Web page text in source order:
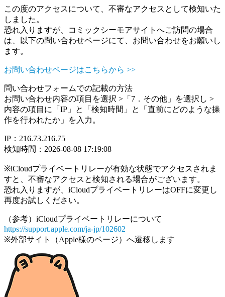
この度のアクセスについて、不審なアクセスとして検知いた
しました。
恐れ入りますが、コミックシーモアサイトへご訪問の場合
は、以下の問い合わせページにて、お問い合わせをお願いし
ます。
お問い合わせページはこちらから >>
問い合わせフォームでの記載の方法
お問い合わせ内容の項目を選択 >「7．その他」を選択し >
内容の項目に「IP」と「検知時間」と「直前にどのような操
作を行われたか」を入力。
IP：216.73.216.75
検知時間：2026-08-08 17:19:08
※iCloudプライベートリレーが有効な状態でアクセスされま
すと、不審なアクセスと検知される場合がございます。
恐れ入りますが、iCloudプライベートリレーはOFFに変更し
再度お試しください。
（参考）iCloudプライベートリレーについて
https://support.apple.com/ja-jp/102602
※外部サイト（Apple様のページ）へ遷移します